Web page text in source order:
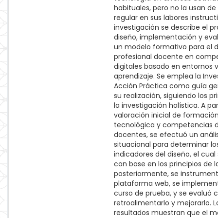
habituales, pero no la usan
regular en sus labores
investigación se describe el
diseño, implementación y
un modelo formativo para el
profesional docente en
digitales basado en entornos
aprendizaje. Se emplea la
Acción Práctica como guía
su realización, siguiendo los
la investigación holística. A
valoración inicial de
tecnológica y competencias
docentes, se efectuó un
situacional para determinar
indicadores del diseño, el cual
con base en los principios de
posteriormente, se
plataforma web, se
curso de prueba, y se evaluó
retroalimentarlo y mejorarlo.
resultados muestran que el